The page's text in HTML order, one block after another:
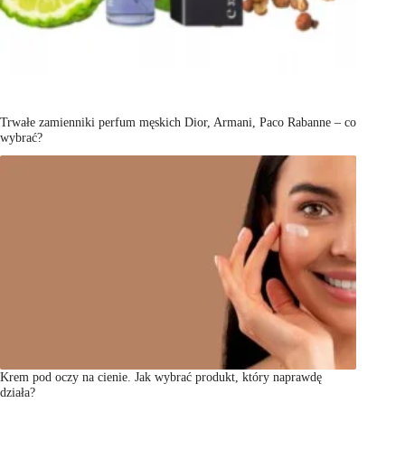
Trwałe zamienniki perfum męskich Dior, Armani, Paco Rabanne – co
wybrać?
Krem pod oczy na cienie. Jak wybrać produkt, który naprawdę
działa?